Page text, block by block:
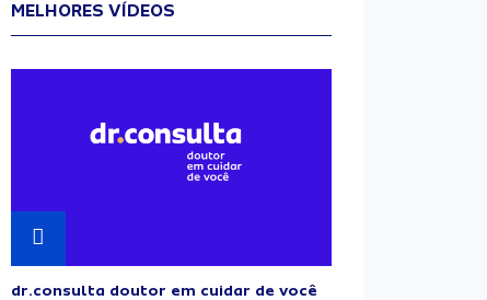
MELHORES VÍDEOS
dr.consulta doutor em cuidar de você